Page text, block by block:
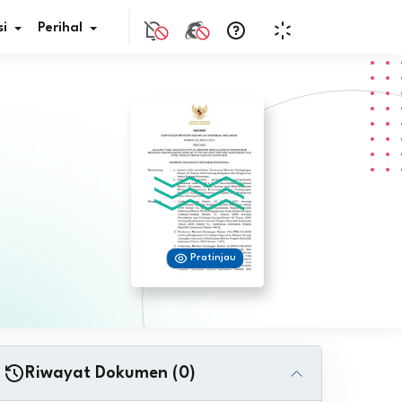
JDIH
Perihal
Pratinjau
Riwayat Dokumen (0)